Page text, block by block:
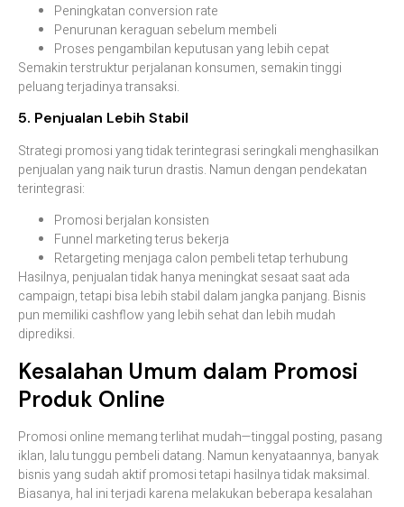
Peningkatan conversion rate
Penurunan keraguan sebelum membeli
Proses pengambilan keputusan yang lebih cepat
Semakin terstruktur perjalanan konsumen, semakin tinggi
peluang terjadinya transaksi.
5. Penjualan Lebih Stabil
Strategi promosi yang tidak terintegrasi seringkali menghasilkan
penjualan yang naik turun drastis. Namun dengan pendekatan
terintegrasi:
Promosi berjalan konsisten
Funnel marketing terus bekerja
Retargeting menjaga calon pembeli tetap terhubung
Hasilnya, penjualan tidak hanya meningkat sesaat saat ada
campaign, tetapi bisa lebih stabil dalam jangka panjang. Bisnis
pun memiliki cashflow yang lebih sehat dan lebih mudah
diprediksi.
Kesalahan Umum dalam Promosi
Produk Online
Promosi online memang terlihat mudah—tinggal posting, pasang
iklan, lalu tunggu pembeli datang. Namun kenyataannya, banyak
bisnis yang sudah aktif promosi tetapi hasilnya tidak maksimal.
Biasanya, hal ini terjadi karena melakukan beberapa kesalahan